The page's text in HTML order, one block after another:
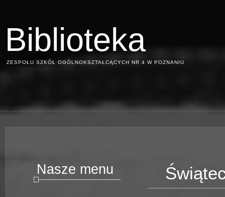
Biblioteka
ZESPOŁU SZKÓŁ OGÓLNOKSZTAŁCĄCYCH NR 4 W POZNANIU
Nasze menu